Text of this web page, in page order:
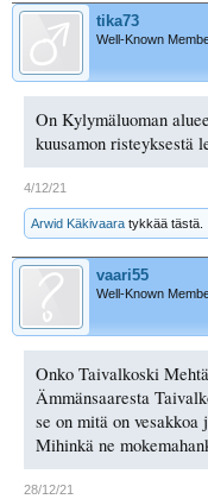
tika73
Well-Known
On Kylymäluoman
kuusamon risteyksestä
4/12/21
Arwid Käkivaara tykkää tästä.
vaari55
Well-Known
Onko Taivalkoski
Ämmänsaaresta
se on mitä on
Mihinkä ne
28/12/21